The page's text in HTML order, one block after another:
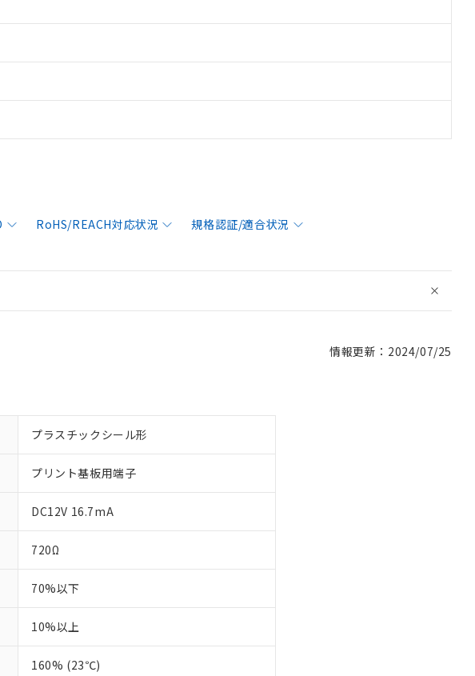
RoHS/REACH対応状況 規格認証/適合状況
情報更新：2024/07/25
プラスチックシール形
プリント基板用端子
DC12V 16.7mA
720Ω
70%以下
10%以上
160% (23℃)